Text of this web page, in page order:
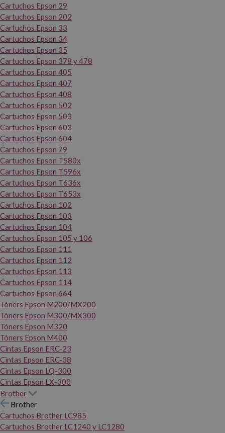
Cartuchos Epson 29
Cartuchos Epson 202
Cartuchos Epson 33
Cartuchos Epson 34
Cartuchos Epson 35
Cartuchos Epson 378 y 478
Cartuchos Epson 405
Cartuchos Epson 407
Cartuchos Epson 408
Cartuchos Epson 502
Cartuchos Epson 503
Cartuchos Epson 603
Cartuchos Epson 604
Cartuchos Epson 79
Cartuchos Epson T580x
Cartuchos Epson T596x
Cartuchos Epson T636x
Cartuchos Epson T653x
Cartuchos Epson 102
Cartuchos Epson 103
Cartuchos Epson 104
Cartuchos Epson 105 y 106
Cartuchos Epson 111
Cartuchos Epson 112
Cartuchos Epson 113
Cartuchos Epson 114
Cartuchos Epson 664
Tóners Epson M200/MX200
Tóners Epson M300/MX300
Tóners Epson M320
Tóners Epson M400
Cintas Epson ERC-23
Cintas Epson ERC-38
Cintas Epson LQ-300
Cintas Epson LX-300
Brother
Brother
Cartuchos Brother LC985
Cartuchos Brother LC1240 y LC1280